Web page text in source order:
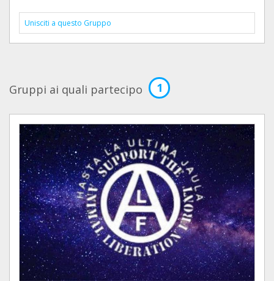
Unisciti a questo Gruppo
Gruppi ai quali partecipo 1